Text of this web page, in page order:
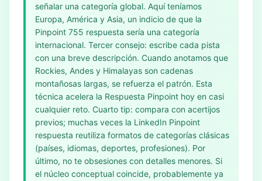
señalar una categoría global. Aquí teníamos
Europa, América y Asia, un indicio de que la
Pinpoint 755 respuesta sería una categoría
internacional. Tercer consejo: escribe cada pista
con una breve descripción. Cuando anotamos que
Rockies, Andes y Himalayas son cadenas
montañosas largas, se refuerza el patrón. Esta
técnica acelera la Respuesta Pinpoint hoy en casi
cualquier reto. Cuarto tip: compara con acertijos
previos; muchas veces la LinkedIn Pinpoint
respuesta reutiliza formatos de categorías clásicas
(países, idiomas, deportes, profesiones). Por
último, no te obsesiones con detalles menores. Si
el núcleo conceptual coincide, probablemente ya